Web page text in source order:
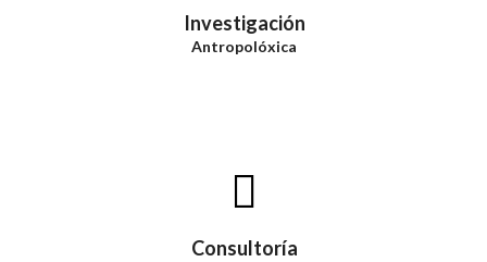
Investigación
Antropolóxica
Consultoría